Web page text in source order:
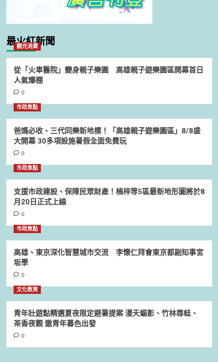
最火紅新聞
觀光消費
從「火車醫院」變身親子樂園 高雄親子遊樂園區開幕首日
人氣爆棚
0
市政焦點
爸媽必收、三代同樂新地標！「高雄親子遊樂園區」8/8盛
大開幕 30多項設施暑假全面免費玩
0
市政焦點
支援市政建設、保障民眾財產！楠梓等5區最新地形圖將於8
月20日正式上線
0
市政焦點
高雄、東京深化智慧城市交流 李懷仁拜會東京都副知事宮
坂學
0
文化教育
青年壯遊點精選夏夜限定避暑提案 漫天蝠影、竹林尋蛙、
茶香夜觀 邀青年暮色出發
0